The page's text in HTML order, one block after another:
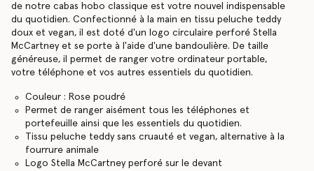
de notre cabas hobo classique est votre nouvel indispensable
du quotidien. Confectionné à la main en tissu peluche teddy
doux et vegan, il est doté d'un logo circulaire perforé Stella
McCartney et se porte à l'aide d'une bandoulière. De taille
généreuse, il permet de ranger votre ordinateur portable,
votre téléphone et vos autres essentiels du quotidien.
Couleur : Rose poudré
Permet de ranger aisément tous les téléphones et
portefeuille ainsi que les essentiels du quotidien.
Tissu peluche teddy sans cruauté et vegan, alternative à la
fourrure animale
Logo Stella McCartney perforé sur le devant